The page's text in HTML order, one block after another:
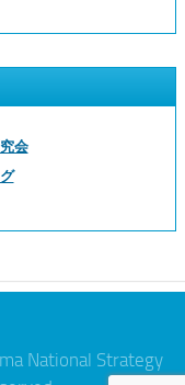
会
National Strategy